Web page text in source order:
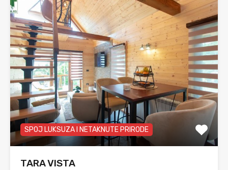
SPOJ LUKSUZA I NETAKNUTE PRIRODE
TARA VISTA